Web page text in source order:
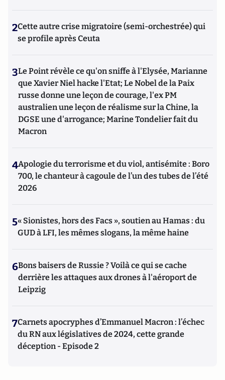
2Cette autre crise migratoire (semi-orchestrée) qui
se profile après Ceuta
3Le Point révèle ce qu'on sniffe à l'Elysée, Marianne
que Xavier Niel hacke l'Etat; Le Nobel de la Paix
russe donne une leçon de courage, l'ex PM
australien une leçon de réalisme sur la Chine, la
DGSE une d'arrogance; Marine Tondelier fait du
Macron
4Apologie du terrorisme et du viol, antisémite : Boro
700, le chanteur à cagoule de l’un des tubes de l’été
2026
5« Sionistes, hors des Facs », soutien au Hamas : du
GUD à LFI, les mêmes slogans, la même haine
6Bons baisers de Russie ? Voilà ce qui se cache
derrière les attaques aux drones à l'aéroport de
Leipzig
7Carnets apocryphes d’Emmanuel Macron : l’échec
du RN aux législatives de 2024, cette grande
déception - Episode 2